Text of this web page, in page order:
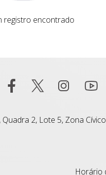
registro encontrado
2, Lote 5, Zona
Horário